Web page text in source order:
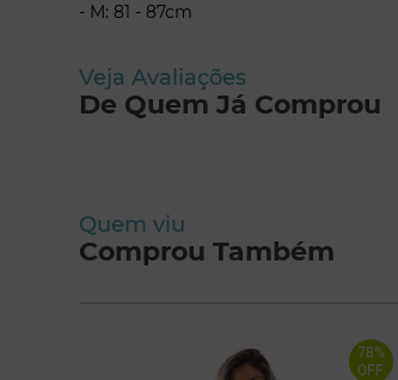
- M: 81 - 87cm
Veja Avaliações
De Quem Já Comprou
Quem viu
Comprou Também
78%
OFF